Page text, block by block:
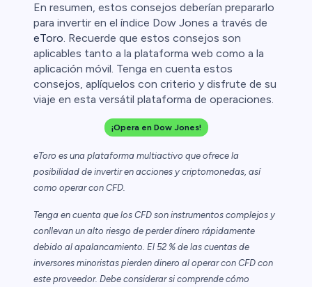
En resumen, estos consejos deberían prepararlo
para invertir en el índice Dow Jones a través de
eToro. Recuerde que estos consejos son
aplicables tanto a la plataforma web como a la
aplicación móvil. Tenga en cuenta estos
consejos, aplíquelos con criterio y disfrute de su
viaje en esta versátil plataforma de operaciones.
¡Opera en Dow Jones!
eToro es una plataforma multiactivo que ofrece la
posibilidad de invertir en acciones y criptomonedas, así
como operar con CFD.
Tenga en cuenta que los CFD son instrumentos complejos y
conllevan un alto riesgo de perder dinero rápidamente
debido al apalancamiento. El 52 % de las cuentas de
inversores minoristas pierden dinero al operar con CFD con
este proveedor. Debe considerar si comprende cómo